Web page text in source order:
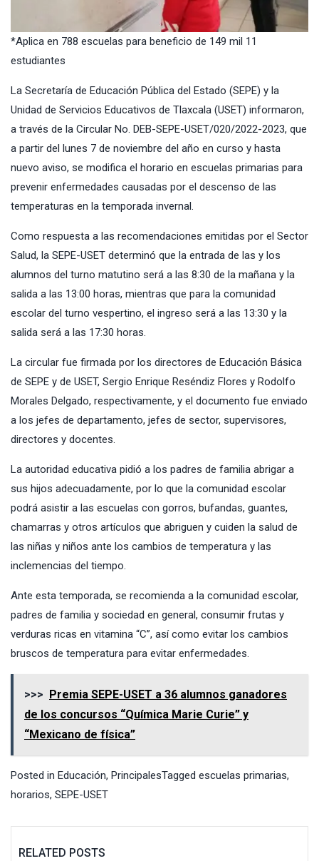
*Aplica en 788 escuelas para beneficio de 149 mil 11
estudiantes
La Secretaría de Educación Pública del Estado (SEPE) y la
Unidad de Servicios Educativos de Tlaxcala (USET) informaron,
a través de la Circular No. DEB-SEPE-USET/020/2022-2023, que
a partir del lunes 7 de noviembre del año en curso y hasta
nuevo aviso, se modifica el horario en escuelas primarias para
prevenir enfermedades causadas por el descenso de las
temperaturas en la temporada invernal.
Como respuesta a las recomendaciones emitidas por el Sector
Salud, la SEPE-USET determinó que la entrada de las y los
alumnos del turno matutino será a las 8:30 de la mañana y la
salida a las 13:00 horas, mientras que para la comunidad
escolar del turno vespertino, el ingreso será a las 13:30 y la
salida será a las 17:30 horas.
La circular fue firmada por los directores de Educación Básica
de SEPE y de USET, Sergio Enrique Reséndiz Flores y Rodolfo
Morales Delgado, respectivamente, y el documento fue enviado
a los jefes de departamento, jefes de sector, supervisores,
directores y docentes.
La autoridad educativa pidió a los padres de familia abrigar a
sus hijos adecuadamente, por lo que la comunidad escolar
podrá asistir a las escuelas con gorros, bufandas, guantes,
chamarras y otros artículos que abriguen y cuiden la salud de
las niñas y niños ante los cambios de temperatura y las
inclemencias del tiempo.
Ante esta temporada, se recomienda a la comunidad escolar,
padres de familia y sociedad en general, consumir frutas y
verduras ricas en vitamina “C”, así como evitar los cambios
bruscos de temperatura para evitar enfermedades.
>>> Premia SEPE-USET a 36 alumnos ganadores
de los concursos “Química Marie Curie” y
“Mexicano de física”
Posted in Educación, PrincipalesTagged escuelas primarias,
horarios, SEPE-USET
RELATED POSTS